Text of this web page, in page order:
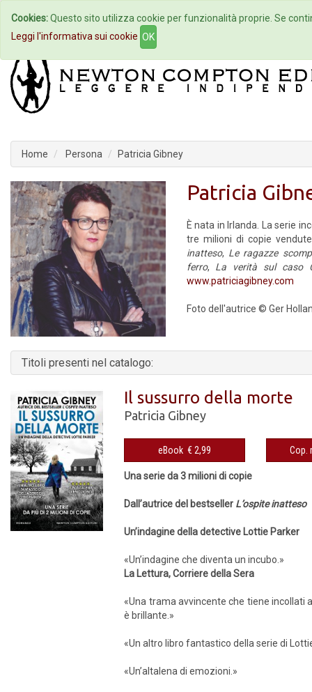
Home Autori Eventi
Home Persona Patricia Gibney
Patricia
È nata in Irlanda. La serie
tre milioni di copie
inatteso, Le ragazze
ferro, La verità sul caso
www.patriciagibney.com
Foto dell'autrice © Ger
Titoli presenti nel catalogo:
Il sussurro della morte
Patricia Gibney
eBook € 2,99
Una serie da 3 milioni di copie
Dall’autrice del bestseller L’ospite inatteso
Un’indagine della detective Lottie Parker
«Un’indagine che diventa un incubo.»
La Lettura, Corriere della Sera
«Una trama avvincente che tiene incollati
è brillante.»
«Un altro libro fantastico della serie di
«Un’altalena di emozioni.»
Cookies:Questo sito utilizza cookie per funzionalità proprie. Se
Leggi l'informativa sui cookie OK